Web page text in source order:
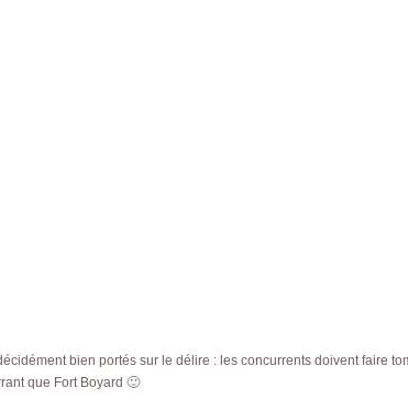
bien portés sur le délire : les concurrents doivent faire
que Fort Boyard 🙂